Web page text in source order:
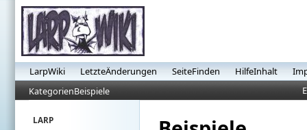
LarpWiki LetzteÄnderungen SeiteFinden HilfeInhalt
KategorienBeispiele
LARP